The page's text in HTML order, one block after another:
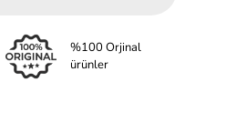
%100 Orjinal
ürünler